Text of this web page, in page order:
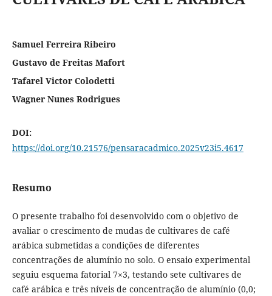
Samuel Ferreira Ribeiro
Gustavo de Freitas Mafort
Tafarel Victor Colodetti
Wagner Nunes Rodrigues
DOI:
https://doi.org/10.21576/pensaracadmico.2025v23i5.4617
Resumo
O presente trabalho foi desenvolvido com o objetivo de
avaliar o crescimento de mudas de cultivares de café
arábica submetidas a condições de diferentes
concentrações de alumínio no solo. O ensaio experimental
seguiu esquema fatorial 7×3, testando sete cultivares de
café arábica e três níveis de concentração de alumínio (0,0;